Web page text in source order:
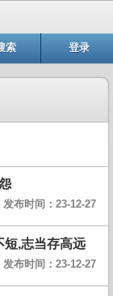
索 登录
发布时间：23-12-27
短,志当存高远
发布时间：23-12-27